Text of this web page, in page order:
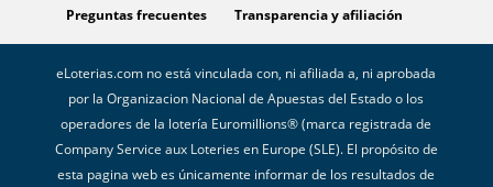
Preguntas frecuentes
Transparencia y afiliación
eLoterias.com no está vinculada con, ni afiliada a, ni aprobada
por la Organizacion Nacional de Apuestas del Estado o los
operadores de la lotería Euromillions® (marca registrada de
Company Service aux Loteries en Europe (SLE). El propósito de
esta pagina web es únicamente informar de los resultados de